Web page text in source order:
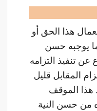
هذا الحق أو
يوجبه حسن
عن تنفيذ التزامه
المقابل قليل
هذا الموقف
من حسن النية